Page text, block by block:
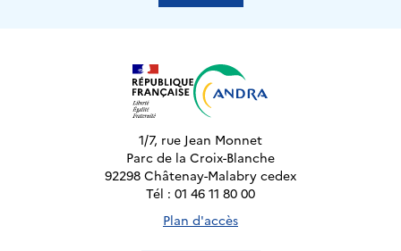
1/7, rue Jean Monnet
Parc de la Croix-Blanche
92298 Châtenay-Malabry cedex
Tél : 01 46 11 80 00
Plan d'accès